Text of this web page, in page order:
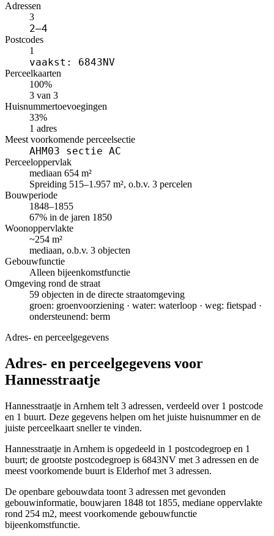
Adressen
3
2–4
Postcodes
1
vaakst: 6843NV
Perceelkaarten
100%
3 van 3
Huisnummertoevoegingen
33%
1 adres
Meest voorkomende perceelsectie
AHM03 sectie AC
Perceeloppervlak
mediaan 654 m²
Spreiding 515–1.957 m², o.b.v. 3 percelen
Bouwperiode
1848–1855
67% in de jaren 1850
Woonoppervlakte
~254 m²
mediaan, o.b.v. 3 objecten
Gebouwfunctie
Alleen bijeenkomstfunctie
Omgeving rond de straat
59 objecten in de directe straatomgeving
groen: groenvoorziening · water: waterloop · weg: fietspad ·
ondersteunend: berm
Adres- en perceelgegevens
Adres- en perceelgegevens voor
Hannesstraatje
Hannesstraatje in Arnhem telt 3 adressen, verdeeld over 1 postcode
en 1 buurt. Deze gegevens helpen om het juiste huisnummer en de
juiste perceelkaart sneller te vinden.
Hannesstraatje in Arnhem is opgedeeld in 1 postcodegroep en 1
buurt; de grootste postcodegroep is 6843NV met 3 adressen en de
meest voorkomende buurt is Elderhof met 3 adressen.
De openbare gebouwdata toont 3 adressen met gevonden
gebouwinformatie, bouwjaren 1848 tot 1855, mediane oppervlakte
rond 254 m2, meest voorkomende gebouwfunctie
bijeenkomstfunctie.